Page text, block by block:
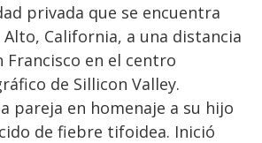
privada que se encuentra
Alto, California, a una distancia
Francisco en el centro
de Sillicon Valley.
pareja en homenaje a su hijo
de fiebre tifoidea. Inició